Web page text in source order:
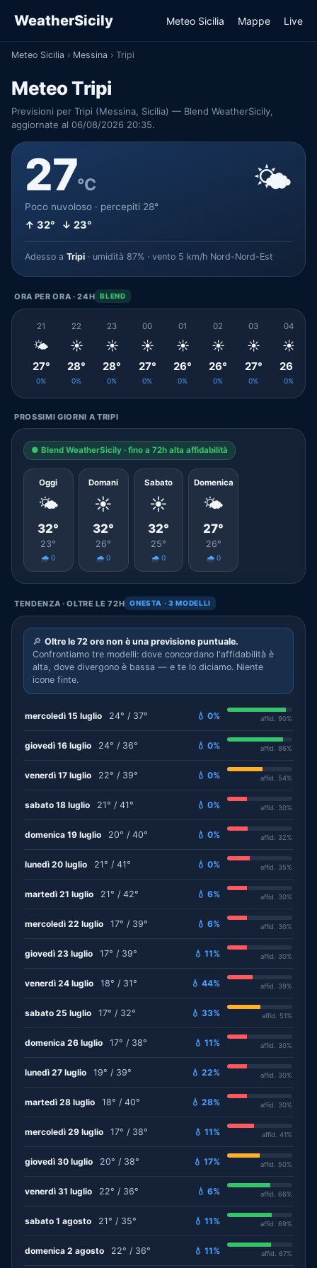
WeatherSicily Meteo Sicilia Mappe Live
Meteo Sicilia › Messina › Tripi
Meteo Tripi
Previsioni per Tripi (Messina, Sicilia) — Blend WeatherSicily,
aggiornate al 06/08/2026 20:35.
27°C
Poco nuvoloso · percepiti 28°
↑ 32° ↓ 23°
🌤️
Adesso a Tripi · umidità 87% · vento 5 km/h Nord-Nord-Est
ORA PER ORA · 24H BLEND
21
🌤️
27°
0%
22
☀️
28°
0%
23
☀️
28°
0%
00
☀️
27°
0%
01
☀️
26°
0%
02
☀️
26°
0%
03
☀️
27°
0%
04
☀️
26°
0%
PROSSIMI GIORNI A TRIPI
● Blend WeatherSicily · fino a 72h alta affidabilità
Oggi
🌤️
32°
23°
🌧️ 0
Domani
☀️
32°
26°
🌧️ 0
Sabato
☀️
32°
25°
🌧️ 0
Domenica
🌤️
27°
26°
🌧️ 0
TENDENZA · OLTRE LE 72H ONESTA · 3 MODELLI
🔎 Oltre le 72 ore non è una previsione puntuale.
Confrontiamo tre modelli: dove concordano l'affidabilità è
alta, dove divergono è bassa — e te lo diciamo. Niente
icone finte.
mercoledì 15 luglio 24° / 37° 💧 0% affid. 90%
giovedì 16 luglio 24° / 36° 💧 0% affid. 86%
venerdì 17 luglio 22° / 39° 💧 0% affid. 54%
sabato 18 luglio 21° / 41° 💧 0% affid. 30%
domenica 19 luglio 20° / 40° 💧 0% affid. 32%
lunedì 20 luglio 21° / 41° 💧 0% affid. 35%
martedì 21 luglio 21° / 42° 💧 6% affid. 30%
mercoledì 22 luglio 17° / 39° 💧 6% affid. 30%
giovedì 23 luglio 17° / 39° 💧 11% affid. 30%
venerdì 24 luglio 18° / 31° 💧 44% affid. 39%
sabato 25 luglio 17° / 32° 💧 33% affid. 51%
domenica 26 luglio 17° / 38° 💧 11% affid. 30%
lunedì 27 luglio 19° / 39° 💧 22% affid. 30%
martedì 28 luglio 18° / 40° 💧 28% affid. 30%
mercoledì 29 luglio 17° / 38° 💧 11% affid. 41%
giovedì 30 luglio 20° / 38° 💧 17% affid. 50%
venerdì 31 luglio 22° / 36° 💧 6% affid. 66%
sabato 1 agosto 21° / 35° 💧 11% affid. 69%
domenica 2 agosto 22° / 36° 💧 11% affid. 67%